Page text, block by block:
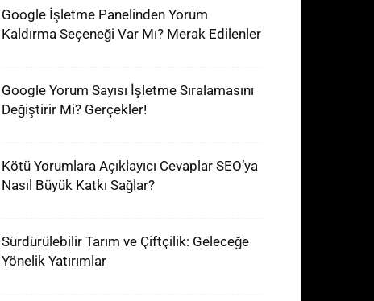
Google İşletme Panelinden Yorum
Kaldırma Seçeneği Var Mı? Merak Edilenler
Google Yorum Sayısı İşletme Sıralamasını
Değiştirir Mi? Gerçekler!
Kötü Yorumlara Açıklayıcı Cevaplar SEO’ya
Nasıl Büyük Katkı Sağlar?
Sürdürülebilir Tarım ve Çiftçilik: Geleceğe
Yönelik Yatırımlar